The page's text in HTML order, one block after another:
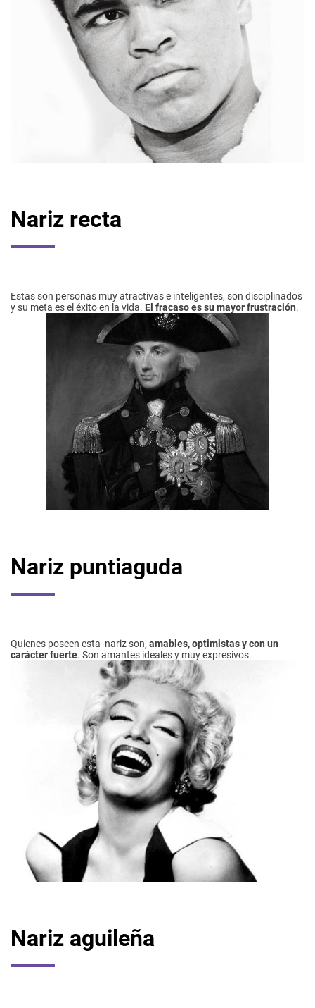
Nariz recta
Estas son personas muy atractivas e inteligentes, son disciplinados
y su meta es el éxito en la vida. El fracaso es su mayor frustración.
Nariz puntiaguda
Quienes poseen esta nariz son, amables, optimistas y con un
carácter fuerte. Son amantes ideales y muy expresivos.
Nariz aguileña